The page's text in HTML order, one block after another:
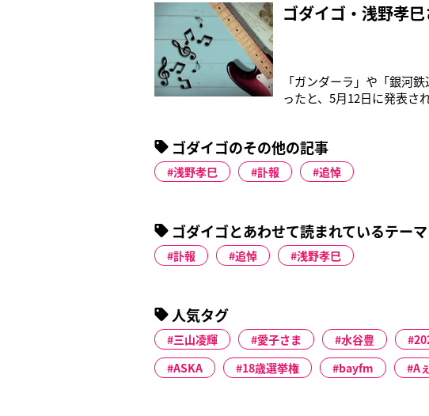
ゴダイゴ・浅野孝
「ガンダーラ」や「銀河
ったと、5月12日に発表さ
亡が確認されたという。
ちの大切な仲間、ギタリスト
ゴダイゴのその他の記事
浅野孝巳 訃報 追悼
ゴダイゴとあわせて読まれているテーマ
訃報 追悼 浅野孝巳
人気タグ
三山凌輝 愛子さま 水谷豊
ASKA
18歳選挙権 bayfm A